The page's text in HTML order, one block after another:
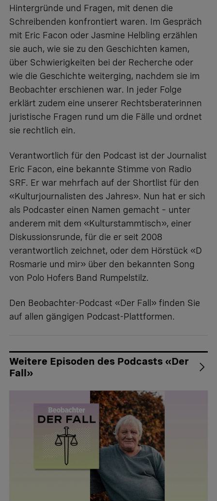
Hintergründe und Fragen, mit denen die
Schreibenden konfrontiert waren. Im Gespräch
mit Eric Facon oder Jasmine Helbling erzählen
sie auch, wie sie zu den Geschichten kamen,
über Schwierigkeiten bei der Recherche oder
wie die Geschichte weiterging, nachdem sie im
Beobachter erschienen war. In jeder Folge
erklärt zudem eine unserer Rechtsberaterinnen
juristische Fragen rund um die Fälle und ordnet
sie rechtlich ein.
Verantwortlich für den Podcast ist der Journalist
Eric Facon, eine bekannte Stimme von Radio
SRF. Er war mehrfach auf der Shortlist für den
«Kulturjournalisten des Jahres». Nun hat er sich
als Podcaster einen Namen gemacht – unter
anderem mit dem «Kulturstammtisch», einer
Diskussionsrunde, für die er seit 2008
verantwortlich zeichnet, oder dem Hörstück «D
Rosmarie und mir» über den bekannten Song
von Polo Hofers Band Rumpelstilz.
Den Beobachter-Podcast «Der Fall» finden Sie
auf allen gängigen Podcast-Plattformen.
Weitere Episoden des Podcasts «Der
Fall»